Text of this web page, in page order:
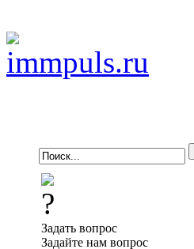
Задать вопрос
Задайте нам вопрос